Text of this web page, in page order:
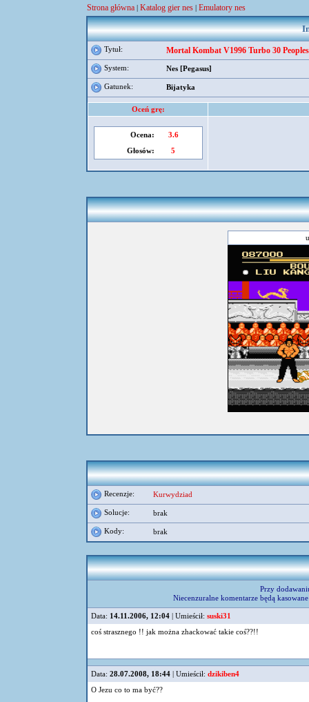
Strona główna | Katalog gier nes | Emulatory nes
Tytuł: Mortal Kombat V1996 Turbo 30
System: Nes [Pegasus]
Gatunek: Bijatyka
Oceń grę:
Ocena:
3.6
Głosów:
5
Recenzje: Kurwydziad
Solucje: brak
Kody: brak
Przy
Niecenzuralne komentarze będą
Data: 14.11.2006, 12:04 | Umieścił: suski31
coś strasznego !! jak można zhackować takie coś??!!
Data: 28.07.2008, 18:44 | Umieścił: dzikiben4
O Jezu co to ma być??